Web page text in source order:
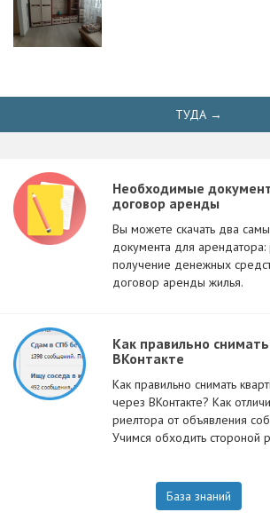
ТУДА →
Необходимые
договор аренды
Вы можете скачать два
документа для арендатора:
получение денежных
договор аренды жилья.
Как правильно
ВКонтакте
Как правильно снимать
через ВКонтакте? Как
риелтора от объявления
Учимся обходить стороной
База знаний